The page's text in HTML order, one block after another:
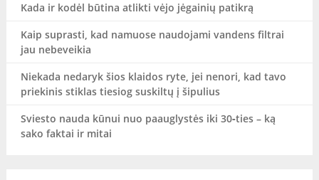
Kada ir kodėl būtina atlikti vėjo jėgainių patikrą
Kaip suprasti, kad namuose naudojami vandens filtrai
jau nebeveikia
Niekada nedaryk šios klaidos ryte, jei nenori, kad tavo
priekinis stiklas tiesiog suskiltų į šipulius
Sviesto nauda kūnui nuo paauglystės iki 30‑ties – ką
sako faktai ir mitai